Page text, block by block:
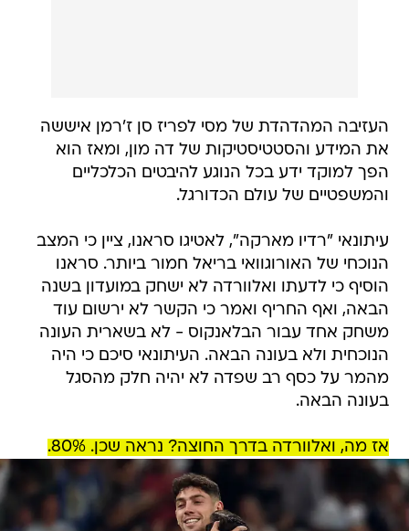
העזיבה המהדהדת של מסי לפריז סן ז'רמן איששה
את המידע והסטטיסטיקות של דה מון, ומאז הוא
הפך למוקד ידע בכל הנוגע להיבטים הכלכליים
והמשפטיים של עולם הכדורגל.
עיתונאי "רדיו מארקה", לאטיגו סראנו, ציין כי המצב
הנוכחי של האורוגוואי בריאל חמור ביותר. סראנו
הוסיף כי לדעתו ואלוורדה לא ישחק במועדון בשנה
הבאה, ואף החריף ואמר כי הקשר לא ירשום עוד
משחק אחד עבור הבלאנקוס - לא בשארית העונה
הנוכחית ולא בעונה הבאה. העיתונאי סיכם כי היה
מהמר על כסף רב שפדה לא יהיה חלק מהסגל
בעונה הבאה.
אז מה, ואלוורדה בדרך החוצה? נראה שכן. 80%.